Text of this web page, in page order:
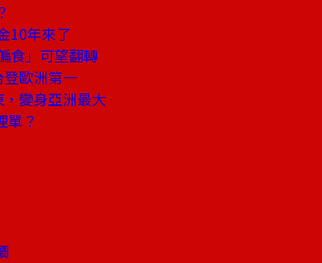
10年來了
食」可望翻轉
歐洲第一
變身亞洲最大
單？